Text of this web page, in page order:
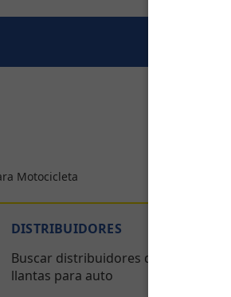
Motocicleta
DISTRIBUIDORES
Buscar distribuidores de
llantas para auto